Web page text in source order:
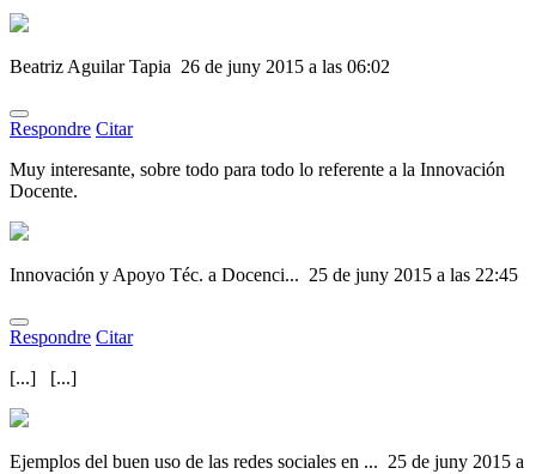
Beatriz Aguilar Tapia 26 de juny 2015 a las 06:02
Respondre Citar
Muy interesante, sobre todo para todo lo referente a la Innovación
Docente.
Innovación y Apoyo Téc. a Docenci... 25 de juny 2015 a las 22:45
Respondre Citar
[...] [...]
Ejemplos del buen uso de las redes sociales en ... 25 de juny 2015 a